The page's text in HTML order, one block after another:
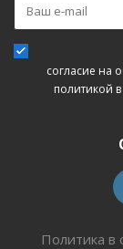
согласие на
политикой
Политика в